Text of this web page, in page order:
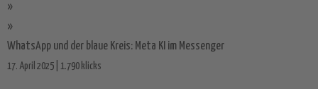
»
»
WhatsApp und der blaue Kreis: Meta KI im Messenger
17. April 2025 | 1.790 klicks